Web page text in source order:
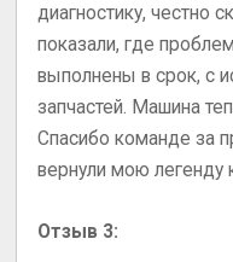
диагностику, честно
показали, где
выполнены в срок, с
запчастей. Машина
Спасибо команде за
вернули мою легенду
Отзыв 3: